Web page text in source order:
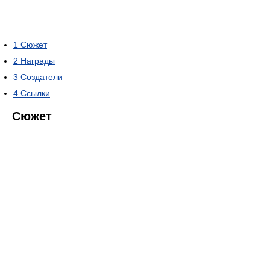
1 Сюжет
2 Награды
3 Создатели
4 Ссылки
Сюжет